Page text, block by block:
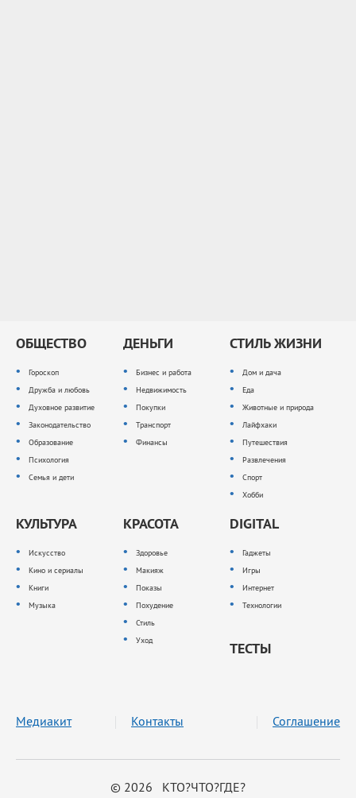
ОБЩЕСТВО
Гороскоп
Дружба и любовь
Духовное развитие
Законодательство
Образование
Психология
Семья и дети
ДЕНЬГИ
Бизнес и работа
Недвижимость
Покупки
Транспорт
Финансы
СТИЛЬ ЖИЗНИ
Дом и дача
Еда
Животные и природа
Лайфхаки
Путешествия
Развлечения
Спорт
Хобби
КУЛЬТУРА
Искусство
Кино и сериалы
Книги
Музыка
КРАСОТА
Здоровье
Макияж
Показы
Похудение
Стиль
Уход
DIGITAL
Гаджеты
Игры
Интернет
Технологии
ТЕСТЫ
© 2026 КТО?ЧТО?ГДЕ?
Медиакит Контакты Соглашение